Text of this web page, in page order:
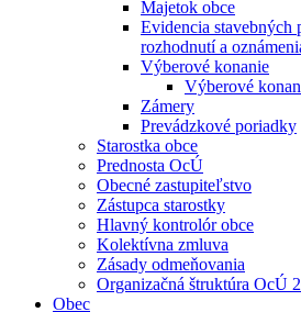
Majetok obce
Evidencia stavebných
rozhodnutí a
Výberové konanie
Výberové
Zámery
Prevádzkové poriadky
Starostka obce
Prednosta OcÚ
Obecné zastupiteľstvo
Zástupca starostky
Hlavný kontrolór obce
Kolektívna zmluva
Zásady odmeňovania
Organizačná štruktúra OcÚ
Obec